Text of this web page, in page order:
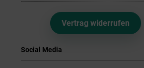
Vertrag widerrufen
Social Media